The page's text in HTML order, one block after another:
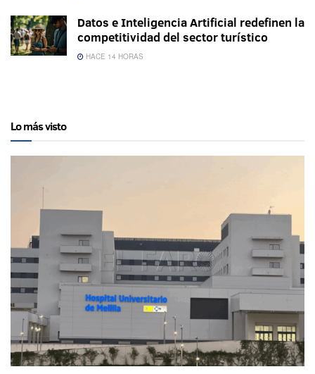
Datos e Inteligencia Artificial redefinen la
competitividad del sector turístico
HACE 14 HORAS
Lo más visto